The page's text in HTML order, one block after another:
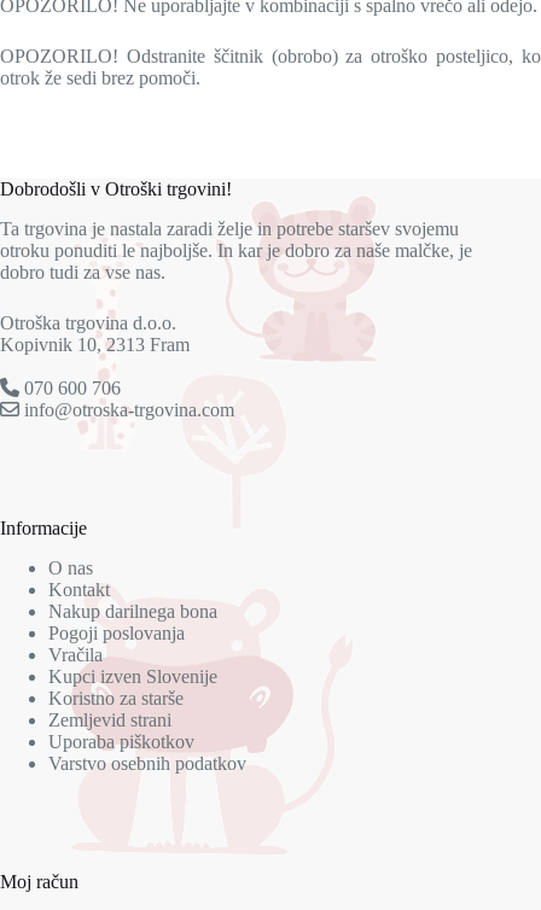
OPOZORILO! Ne uporabljajte v kombinaciji s spalno vrečo ali odejo.
OPOZORILO! Odstranite ščitnik (obrobo) za otroško posteljico, ko
otrok že sedi brez pomoči.
Dobrodošli v Otroški trgovini!
Ta trgovina je nastala zaradi želje in potrebe staršev svojemu
otroku ponuditi le najboljše. In kar je dobro za naše malčke, je
dobro tudi za vse nas.
Otroška trgovina d.o.o.
Kopivnik 10, 2313 Fram
070 600 706
info@otroska-trgovina.com
Informacije
O nas
Kontakt
Nakup darilnega bona
Pogoji poslovanja
Vračila
Kupci izven Slovenije
Koristno za starše
Zemljevid strani
Uporaba piškotkov
Varstvo osebnih podatkov
Moj račun